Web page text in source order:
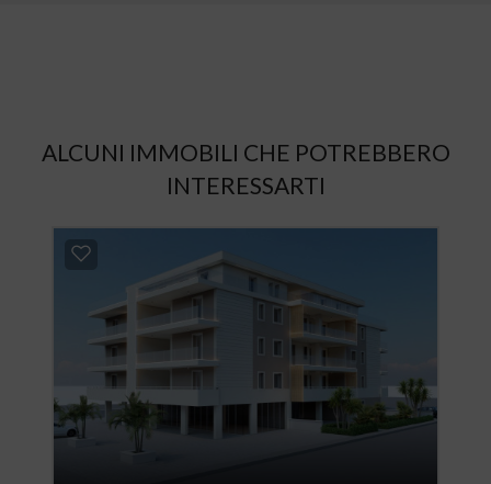
ALCUNI IMMOBILI CHE POTREBBERO
INTERESSARTI